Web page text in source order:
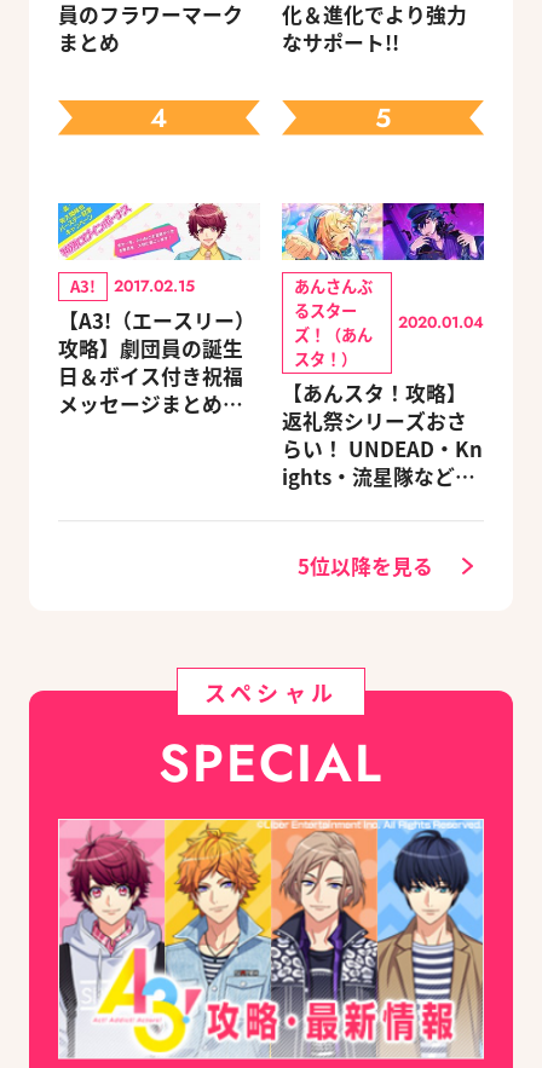
員のフラワーマーク
まとめ
化＆進化でより強力
なサポート!!
4
A3! 2017.02.15
【A3!（エースリー）
攻略】劇団員の誕生
日＆ボイス付き祝福
メッセージまとめ
5
あんさんぶ
るスター
ズ！（あん
スタ！）
2020.01.04
【あんスタ！攻略】
返礼祭シリーズおさ
らい！ UNDEAD・Kn
ights・流星隊など、
5位以降を見る
スペシャル
SPECIAL